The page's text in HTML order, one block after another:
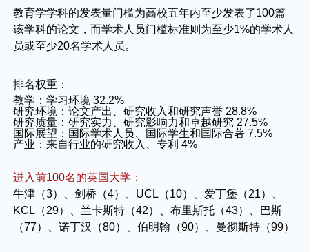
教育学学科的发表量门槛为高校五年内至少发表了100篇
该学科的论文，而学术人员门槛标准则为至少1%的学术人
员或至少20名学术人员。
排名权重：
教学：学习环境 32.2%
研究环境：论文产出、研究收入和研究声誉 28.8%
研究质量：研究实力、研究影响力和卓越研究 27.5%
国际展望：国际学术人员、国际学生和国际合著 7.5%
产业：来自行业的研究收入、专利 4%
进入前100名的英国大学：
牛津（3）、剑桥（4）、UCL（10）、爱丁堡（21）、
KCL（29）、兰卡斯特（42）、布里斯托（43）、巴斯
（77）、诺丁汉（80）、伯明翰（90）、曼彻斯特（99）